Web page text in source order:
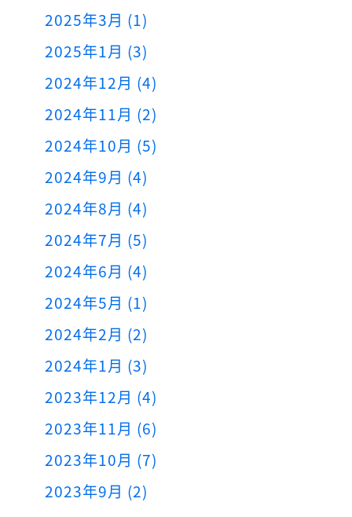
2025年3月 (1)
2025年1月 (3)
2024年12月 (4)
2024年11月 (2)
2024年10月 (5)
2024年9月 (4)
2024年8月 (4)
2024年7月 (5)
2024年6月 (4)
2024年5月 (1)
2024年2月 (2)
2024年1月 (3)
2023年12月 (4)
2023年11月 (6)
2023年10月 (7)
2023年9月 (2)